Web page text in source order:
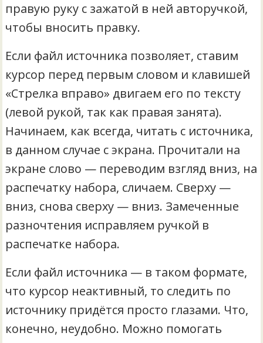
правую руку с зажатой в ней авторучкой,
чтобы вносить правку.
Если файл источника позволяет, ставим
курсор перед первым словом и клавишей
«Стрелка вправо» двигаем его по тексту
(левой рукой, так как правая занята).
Начинаем, как всегда, читать с источника,
в данном случае с экрана. Прочитали на
экране слово — переводим взгляд вниз, на
распечатку набора, сличаем. Сверху —
вниз, снова сверху — вниз. Замеченные
разночтения исправляем ручкой в
распечатке набора.
Если файл источника — в таком формате,
что курсор неактивный, то следить по
источнику придётся просто глазами. Что,
конечно, неудобно. Можно помогать